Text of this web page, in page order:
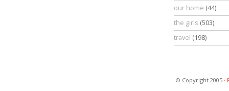
our home (44)
the girls (503)
travel (198)
© Copyright 2005 ·